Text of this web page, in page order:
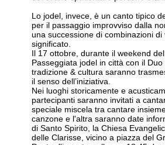
Lo jodel, invece, è un canto tipico
per il passaggio improvviso dalla
una successione di combinazioni
significato.
Il 17 ottobre, durante il weekend
Passeggiata jodel in città con il
tradizione & cultura saranno
il senso dell’iniziativa.
Nei luoghi storicamente e
partecipanti saranno invitati a
speciale miscela tra cantare
canzone e l'altra saranno date
di Santo Spirito, la Chiesa
delle Clarisse, vicino a piazza del